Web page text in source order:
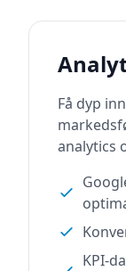
Få dyp
analytics
KPI-